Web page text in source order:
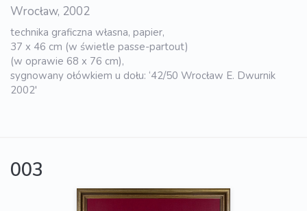
Wrocław, 2002
technika graficzna własna, papier,
37 x 46 cm (w świetle passe-partout)
(w oprawie 68 x 76 cm),
sygnowany ołówkiem u dołu: ‘42/50 Wrocław E. Dwurnik
2002'
003